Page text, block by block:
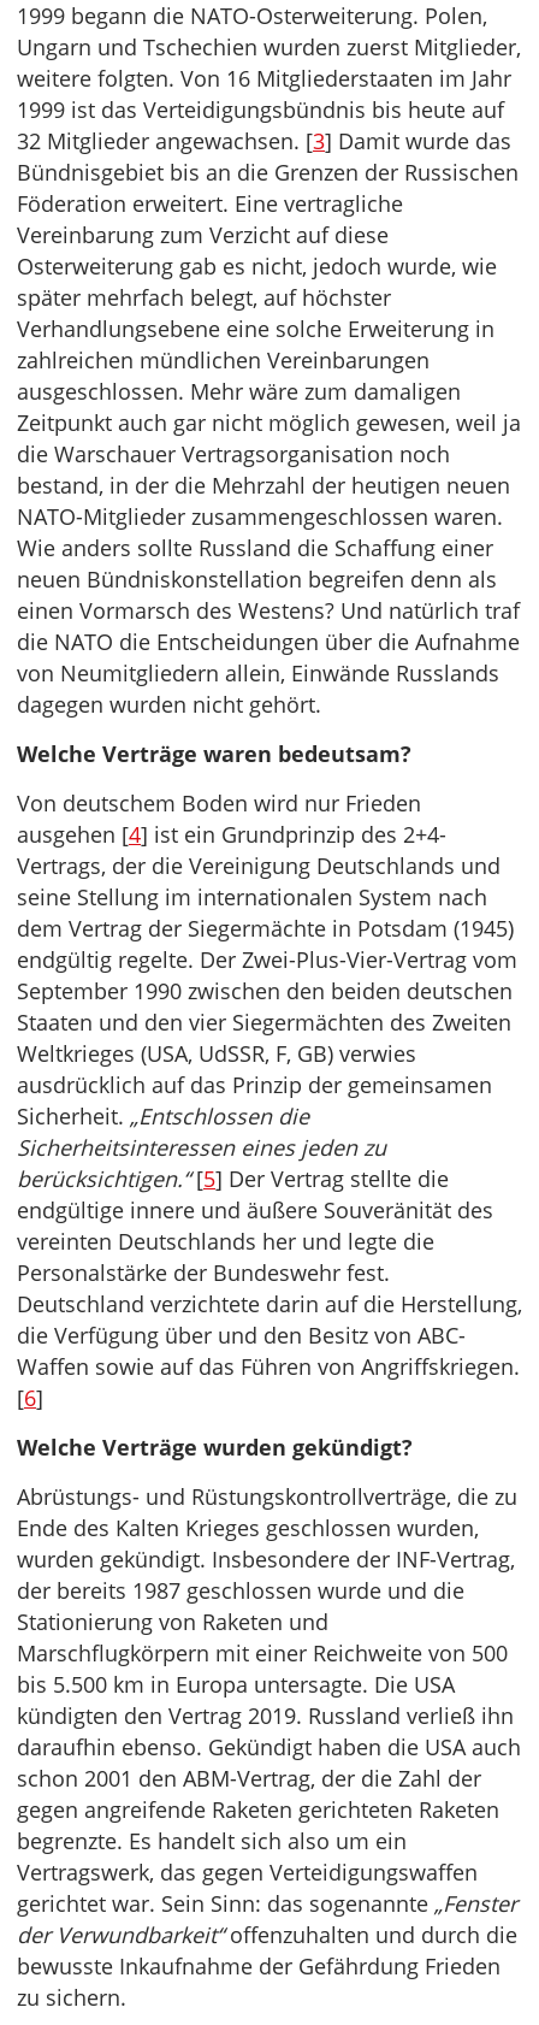
1999 begann die NATO-Osterweiterung. Polen,
Ungarn und Tschechien wurden zuerst Mitglieder,
weitere folgten. Von 16 Mitgliederstaaten im Jahr
1999 ist das Verteidigungsbündnis bis heute auf
32 Mitglieder angewachsen. [3] Damit wurde das
Bündnisgebiet bis an die Grenzen der Russischen
Föderation erweitert. Eine vertragliche
Vereinbarung zum Verzicht auf diese
Osterweiterung gab es nicht, jedoch wurde, wie
später mehrfach belegt, auf höchster
Verhandlungsebene eine solche Erweiterung in
zahlreichen mündlichen Vereinbarungen
ausgeschlossen. Mehr wäre zum damaligen
Zeitpunkt auch gar nicht möglich gewesen, weil ja
die Warschauer Vertragsorganisation noch
bestand, in der die Mehrzahl der heutigen neuen
NATO-Mitglieder zusammengeschlossen waren.
Wie anders sollte Russland die Schaffung einer
neuen Bündniskonstellation begreifen denn als
einen Vormarsch des Westens? Und natürlich traf
die NATO die Entscheidungen über die Aufnahme
von Neumitgliedern allein, Einwände Russlands
dagegen wurden nicht gehört.
Welche Verträge waren bedeutsam?
Von deutschem Boden wird nur Frieden
ausgehen [4] ist ein Grundprinzip des 2+4-
Vertrags, der die Vereinigung Deutschlands und
seine Stellung im internationalen System nach
dem Vertrag der Siegermächte in Potsdam (1945)
endgültig regelte. Der Zwei-Plus-Vier-Vertrag vom
September 1990 zwischen den beiden deutschen
Staaten und den vier Siegermächten des Zweiten
Weltkrieges (USA, UdSSR, F, GB) verwies
ausdrücklich auf das Prinzip der gemeinsamen
Sicherheit. „Entschlossen die
Sicherheitsinteressen eines jeden zu
berücksichtigen.“[5] Der Vertrag stellte die
endgültige innere und äußere Souveränität des
vereinten Deutschlands her und legte die
Personalstärke der Bundeswehr fest.
Deutschland verzichtete darin auf die Herstellung,
die Verfügung über und den Besitz von ABC-
Waffen sowie auf das Führen von Angriffskriegen.
[6]
Welche Verträge wurden gekündigt?
Abrüstungs- und Rüstungskontrollverträge, die zu
Ende des Kalten Krieges geschlossen wurden,
wurden gekündigt. Insbesondere der INF-Vertrag,
der bereits 1987 geschlossen wurde und die
Stationierung von Raketen und
Marschflugkörpern mit einer Reichweite von 500
bis 5.500 km in Europa untersagte. Die USA
kündigten den Vertrag 2019. Russland verließ ihn
daraufhin ebenso. Gekündigt haben die USA auch
schon 2001 den ABM-Vertrag, der die Zahl der
gegen angreifende Raketen gerichteten Raketen
begrenzte. Es handelt sich also um ein
Vertragswerk, das gegen Verteidigungswaffen
gerichtet war. Sein Sinn: das sogenannte „Fenster
der Verwundbarkeit“offenzuhalten und durch die
bewusste Inkaufnahme der Gefährdung Frieden
zu sichern.